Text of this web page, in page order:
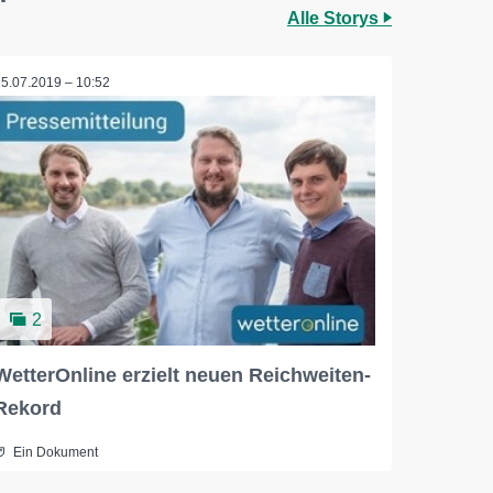
Alle Storys
– 10:52
2
erzielt neuen Reichweiten-
Ein Dokument